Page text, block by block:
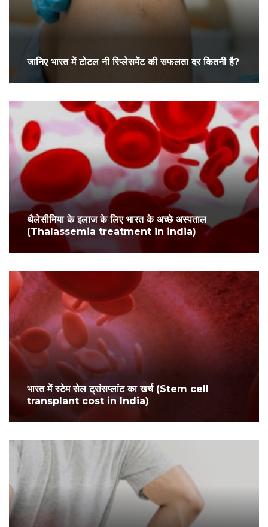
जानिए भारत में टोटल नी रिप्लेसमेंट की सफलता दर कितनी है?
थैलेसीमिया के इलाज के लिए भारत के अच्छे अस्पताल
(Thalassemia treatment in india)
भारत में स्टेम सेल ट्रांसप्लांट का खर्च (Stem cell
transplant cost in India)